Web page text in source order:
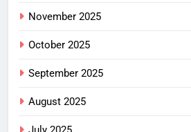
November 2025
October 2025
September 2025
August 2025